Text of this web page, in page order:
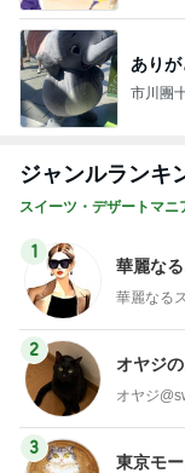
あり
市川團
ジャンルランキ
スイーツ・デザートマニ
1
華麗な
華麗なる
2
オヤジ
オヤジ
3
東京モ